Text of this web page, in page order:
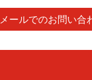
メールでのお問い合